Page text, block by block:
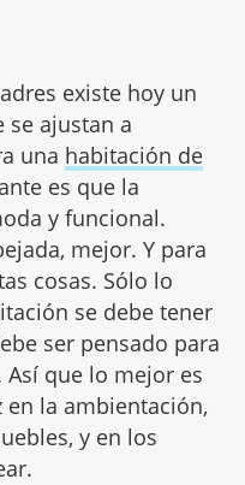
existe hoy un
se ajustan a
una habitación de
es que la
y funcional.
mejor. Y para
cosas. Sólo lo
se debe tener
ser pensado para
que lo mejor es
la ambientación,
y en los